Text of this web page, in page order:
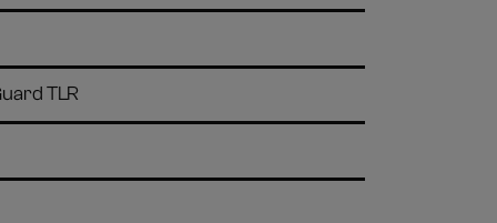
TLR